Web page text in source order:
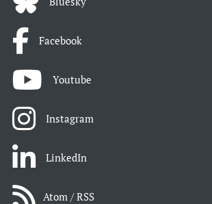
Facebook
Youtube
Instagram
LinkedIn
Atom / RSS